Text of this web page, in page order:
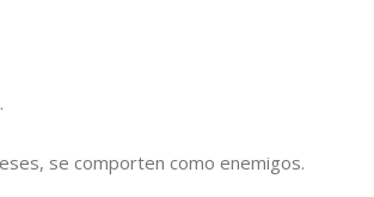
se comporten como enemigos.